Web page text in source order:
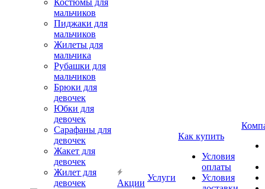
Костюмы для
мальчиков
Пиджаки для
мальчиков
Жилеты для
мальчика
Рубашки для
мальчиков
Брюки для
девочек
Юбки для
девочек
Сарафаны для
девочек
Жакет для
девочек
Жилет для
девочек
Акции
Услуги
Как купить
Условия
оплаты
Условия